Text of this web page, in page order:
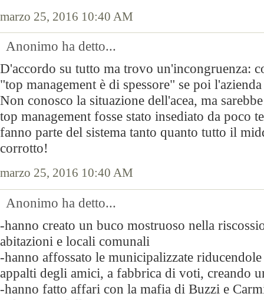
marzo 25, 2016 10:40 AM
Anonimo ha detto...
D'accordo su tutto ma trovo un'incongruenza:
"top management è di spessore" se poi
Non conosco la situazione dell'acea, ma
top management fosse stato insediato da poco
fanno parte del sistema tanto quanto tutto il
corrotto!
marzo 25, 2016 10:40 AM
Anonimo ha detto...
-hanno creato un buco mostruoso nella
abitazioni e locali comunali
-hanno affossato le municipalizzate
appalti degli amici, a fabbrica di voti, creando
-hanno fatto affari con la mafia di Buzzi e